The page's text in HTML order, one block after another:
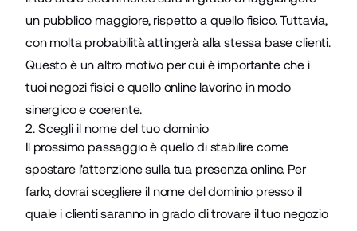
un pubblico maggiore, rispetto a quello fisico. Tuttavia,
con molta probabilità attingerà alla stessa base clienti.
Questo è un altro motivo per cui è importante che i
tuoi negozi fisici e quello online lavorino in modo
sinergico e coerente.
2. Scegli il nome del tuo dominio
Il prossimo passaggio è quello di stabilire come
spostare l'attenzione sulla tua presenza online. Per
farlo, dovrai scegliere il nome del dominio presso il
quale i clienti saranno in grado di trovare il tuo negozio